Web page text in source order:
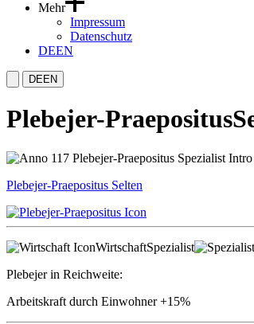
Mehr
Impressum
Datenschutz
DEEN
DEEN
Plebejer-Praepositus
Plebejer-Praepositus Selten
WirtschaftSpezialist
Plebejer in Reichweite:
Arbeitskraft durch Einwohner +15%